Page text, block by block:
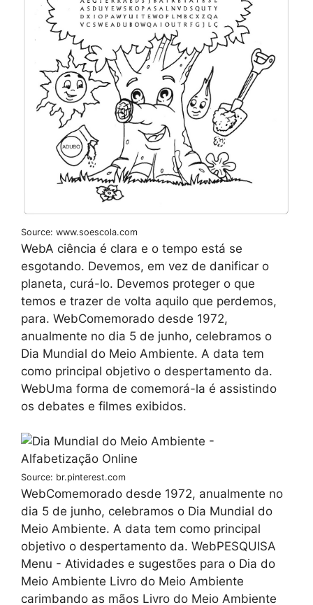
Source: www.soescola.com
WebA ciência é clara e o tempo está se
esgotando. Devemos, em vez de danificar o
planeta, curá-lo. Devemos proteger o que
temos e trazer de volta aquilo que perdemos,
para. WebComemorado desde 1972,
anualmente no dia 5 de junho, celebramos o
Dia Mundial do Meio Ambiente. A data tem
como principal objetivo o despertamento da.
WebUma forma de comemorá-la é assistindo
os debates e filmes exibidos.
Source: br.pinterest.com
WebComemorado desde 1972, anualmente no
dia 5 de junho, celebramos o Dia Mundial do
Meio Ambiente. A data tem como principal
objetivo o despertamento da. WebPESQUISA
Menu - Atividades e sugestões para o Dia do
Meio Ambiente Livro do Meio Ambiente
carimbando as mãos Livro do Meio Ambiente